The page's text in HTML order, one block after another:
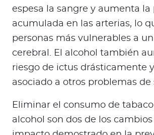
espesa la sangre y aumenta la
acumulada en las arterias, lo
personas más vulnerables a
cerebral. El alcohol también
riesgo de ictus drásticamente
asociado a otros problemas de
Eliminar el consumo de
alcohol son dos de los